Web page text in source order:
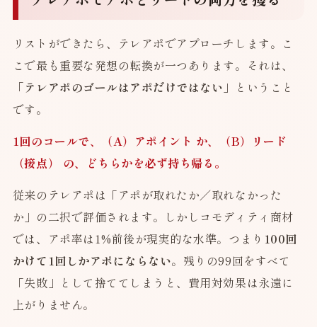
リストができたら、テレアポでアプローチします。こ
こで最も重要な発想の転換が一つあります。それは、
「テレアポのゴールはアポだけではない」
ということ
です。
1回のコールで、（A）アポイント か、（B）リード
（接点） の、どちらかを必ず持ち帰る。
従来のテレアポは「アポが取れたか／取れなかった
か」の二択で評価されます。しかしコモディティ商材
では、アポ率は1%前後が現実的な水準。つまり 100回
かけて1回しかアポにならない。残りの99回をすべて
「失敗」として捨ててしまうと、費用対効果は永遠に
上がりません。